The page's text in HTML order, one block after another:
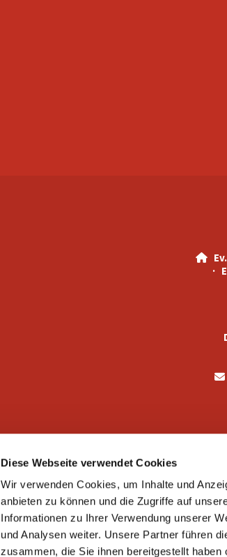
Diese Webseite verwendet Cookies
Wir verwenden Cookies, um Inhalte und
anbieten zu können und die Zugriffe auf
Informationen zu Ihrer Verwendung unserer
und Analysen weiter. Unsere Partner führen
zusammen, die Sie ihnen bereitgestellt
Ev.
·
